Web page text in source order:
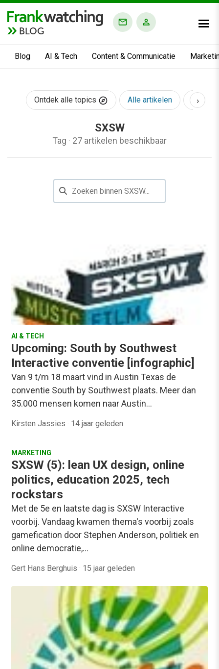
BLOG
Blog AI & Tech Content & Communicatie
Ontdek alle topics Alle artikelen AI &
›
SXSW
Tag · 27 artikelen beschikbaar
AI & TECH
Upcoming: South by Southwest
Interactive conventie [infographic]
Van 9 t/m 18 maart vind in Austin Texas de
conventie South by Southwest plaats. Meer dan
35.000 mensen komen naar Austin…
Kirsten Jassies · 14 jaar geleden
MARKETING
SXSW (5): lean UX design, online
politics, education 2025, tech
rockstars
Met de 5e en laatste dag is SXSW Interactive
voorbij. Vandaag kwamen thema's voorbij zoals
gamefication door Stephen Anderson, politiek en
online democratie,…
Gert Hans Berghuis · 15 jaar geleden